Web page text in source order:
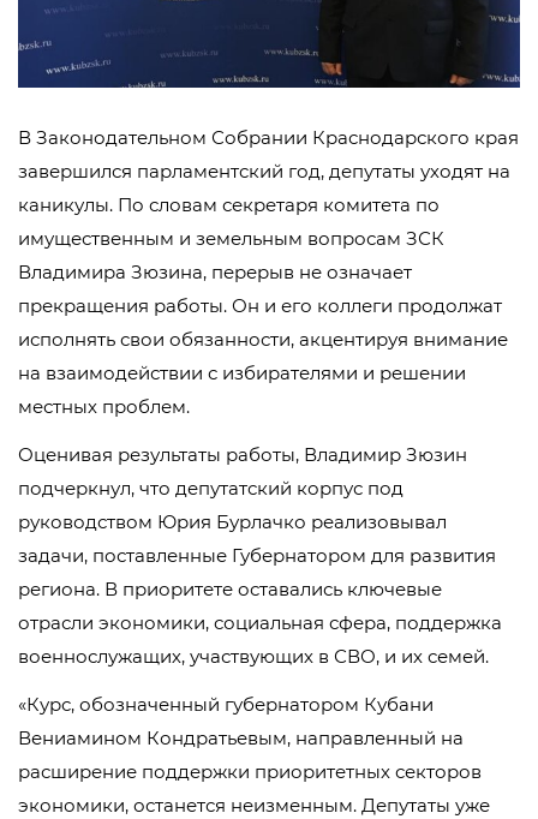
В Законодательном Собрании Краснодарского края
завершился парламентский год, депутаты уходят на
каникулы. По словам секретаря комитета по
имущественным и земельным вопросам ЗСК
Владимира Зюзина, перерыв не означает
прекращения работы. Он и его коллеги продолжат
исполнять свои обязанности, акцентируя внимание
на взаимодействии с избирателями и решении
местных проблем.
Оценивая результаты работы, Владимир Зюзин
подчеркнул, что депутатский корпус под
руководством Юрия Бурлачко реализовывал
задачи, поставленные Губернатором для развития
региона. В приоритете оставались ключевые
отрасли экономики, социальная сфера, поддержка
военнослужащих, участвующих в СВО, и их семей.
«Курс, обозначенный губернатором Кубани
Вениамином Кондратьевым, направленный на
расширение поддержки приоритетных секторов
экономики, останется неизменным. Депутаты уже